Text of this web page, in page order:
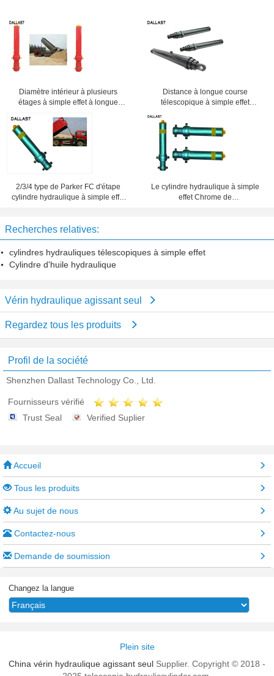
Diamètre intérieur à plusieurs
étages à simple effet à longue
pour le camion
Distance à longue course
télescopique à simple effet
de cylindres hydrauliques
2/3/4 type de Parker FC d'étape
cylindre hydraulique à simple effet
Le cylindre hydraulique à simple
effet Chrome de
Recherches relatives:
cylindres hydrauliques télescopiques à simple effet
Cylindre d'huile hydraulique
Vérin hydraulique agissant seul
Regardez tous les produits
Profil de la société
Shenzhen Dallast Technology Co., Ltd.
Fournisseurs vérifié
Trust Seal
Verified Suplier
Accueil
Tous les produits
Au sujet de nous
Contactez-nous
Demande de soumission
Changez la langue
Plein site
China vérin hydraulique agissant seul Supplier. Copyright © 2018 -